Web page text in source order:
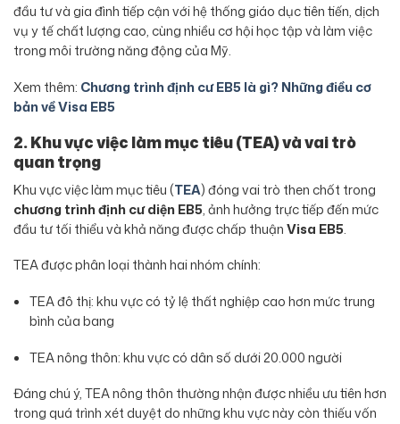
đầu tư và gia đình tiếp cận với hệ thống giáo dục tiên tiến, dịch
vụ y tế chất lượng cao, cùng nhiều cơ hội học tập và làm việc
trong môi trường năng động của Mỹ.
Xem thêm: Chương trình định cư EB5 là gì? Những điều cơ
bản về Visa EB5
2. Khu vực việc làm mục tiêu (TEA) và vai trò
quan trọng
Khu vực việc làm mục tiêu (TEA) đóng vai trò then chốt trong
chương trình định cư diện EB5, ảnh hưởng trực tiếp đến mức
đầu tư tối thiểu và khả năng được chấp thuậnVisa EB5.
TEA được phân loại thành hai nhóm chính:
TEA đô thị: khu vực có tỷ lệ thất nghiệp cao hơn mức trung
bình của bang
TEA nông thôn: khu vực có dân số dưới 20.000 người
Đáng chú ý, TEA nông thôn thường nhận được nhiều ưu tiên hơn
trong quá trình xét duyệt do những khu vực này còn thiếu vốn